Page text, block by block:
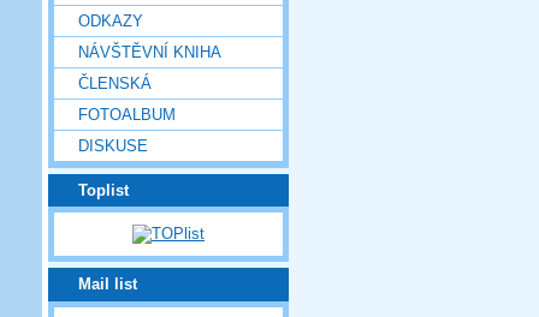
ODKAZY
NÁVŠTĚVNÍ KNIHA
ČLENSKÁ
FOTOALBUM
DISKUSE
Toplist
Mail list